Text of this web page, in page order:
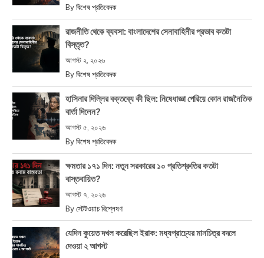
By বিশেষ প্রতিবেদক
রাজনীতি থেকে ব্যবসা: বাংলাদেশের সেনাবাহিনীর প্রভাব কতটা
বিস্তৃত?
আগস্ট ২, ২০২৬
By বিশেষ প্রতিবেদক
হাসিনার দিল্লির বক্তব্যে কী ছিল: নিষেধাজ্ঞা পেরিয়ে কোন রাজনৈতিক
বার্তা দিলেন?
আগস্ট ৫, ২০২৬
By বিশেষ প্রতিবেদক
ক্ষমতার ১৭১ দিন: নতুন সরকারের ১০ প্রতিশ্রুতির কতটা
বাস্তবায়িত?
আগস্ট ৭, ২০২৬
By স্টেটওয়াচ বিশ্লেষণ
যেদিন কুয়েত দখল করেছিল ইরাক: মধ্যপ্রাচ্যের মানচিত্র বদলে
দেওয়া ২ আগস্ট